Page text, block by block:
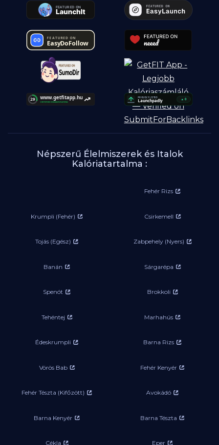
Népszerű Élelmiszerek és Italok
Kalóriatartalma :
Fehér Rizs
Krumpli (Fehér) Csirkemell
Tojás (Egész) Zabpehely (Nyers)
Banán Sárgarépa
Spenót Brokkoli
Tehéntej Marhahús
Édeskrumpli Barna Rizs
Vörös Bab Fehér Kenyér
Fehér Tészta (Kifőzött) Avokádó
Barna Kenyér Barna Tészta
Cékla Eper